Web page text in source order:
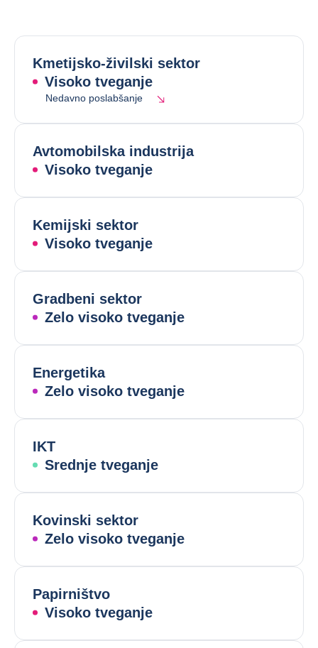
Kmetijsko-živilski sektor
Visoko tveganje
Nedavno poslabšanje
Avtomobilska industrija
Visoko tveganje
Kemijski sektor
Visoko tveganje
Gradbeni sektor
Zelo visoko tveganje
Energetika
Zelo visoko tveganje
IKT
Srednje tveganje
Kovinski sektor
Zelo visoko tveganje
Papirništvo
Visoko tveganje